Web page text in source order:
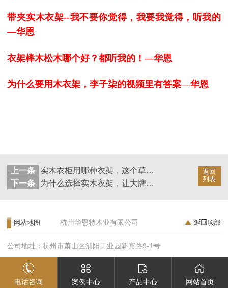
带夹实木衣架--我不要你觉得，我要我觉得，听我的
—华恩
衣架榉木松木哪个好？都听我的！—华恩
为什么要用木衣架，李子柒的视频里有答案—华恩
返回
列表
上一条
实木衣柜用哪种衣架，这个草必须种起来！--华恩衣架
下一条
为什么选择实木衣架，让大牌告诉你答案--华恩衣架
网站地图 杭州华恩特木业有限公司
公司地址：杭州市萧山区浦阳工业园新宾路9-1号
电话咨询 案例中心 产品中心 网站首页